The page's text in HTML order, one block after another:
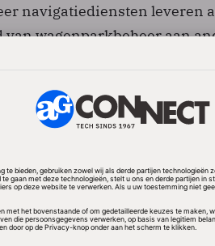
navigatiediensten leveren
van wagenparkbeheer aan
op basis van voorlopige
in het
miljoen euro. De totale
met 33 miljoen euro wel op